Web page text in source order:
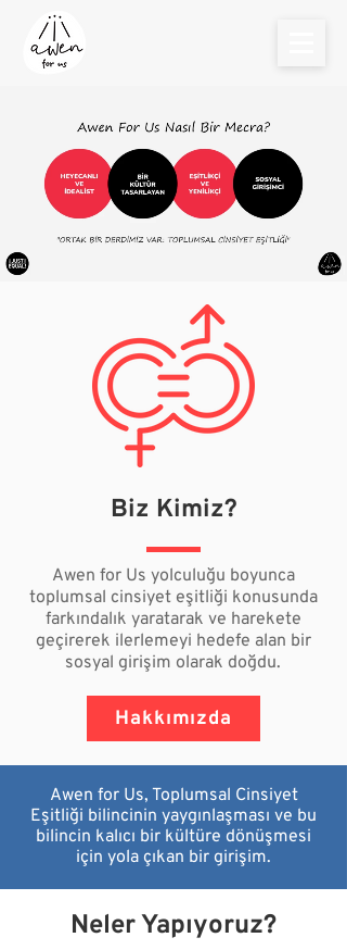
Biz Kimiz?
Awen for Us yolculuğu boyunca
toplumsal cinsiyet eşitliği konusunda
farkındalık yaratarak ve harekete
geçirerek ilerlemeyi hedefe alan bir
sosyal girişim olarak doğdu.
Hakkımızda
Awen for Us, Toplumsal Cinsiyet
Eşitliği bilincinin yaygınlaşması ve bu
bilincin kalıcı bir kültüre dönüşmesi
için yola çıkan bir girişim.
Neler Yapıyoruz?